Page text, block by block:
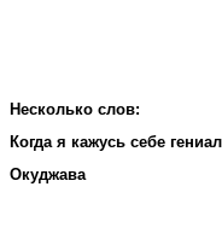
Несколько слов:
Когда я кажусь себе
Окуджава